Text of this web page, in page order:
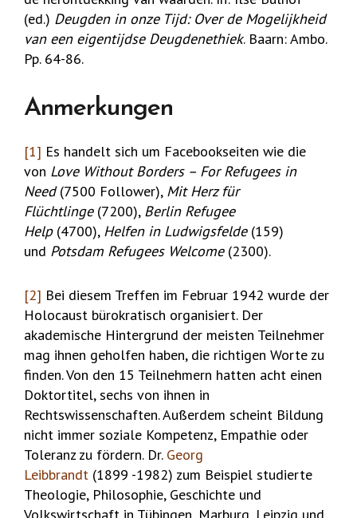
(ed.) Deugden in onze Tijd: Over de Mogelijkheid
van een eigentijdse Deugdenethiek. Baarn: Ambo.
Pp. 64-86.
Anmerkungen
[1] Es handelt sich um Facebookseiten wie die
von Love Without Borders – For Refugees in
Need(7500 Follower), Mit Herz für
Flüchtlinge(7200), Berlin Refugee
Help(4700), Helfen in Ludwigsfelde(159)
und Potsdam Refugees Welcome(2300).
[2] Bei diesem Treffen im Februar 1942 wurde der
Holocaust bürokratisch organisiert. Der
akademische Hintergrund der meisten Teilnehmer
mag ihnen geholfen haben, die richtigen Worte zu
finden. Von den 15 Teilnehmern hatten acht einen
Doktortitel, sechs von ihnen in
Rechtswissenschaften. Außerdem scheint Bildung
nicht immer soziale Kompetenz, Empathie oder
Toleranz zu fördern. Dr. Georg
Leibbrandt (1899 -1982) zum Beispiel studierte
Theologie, Philosophie, Geschichte und